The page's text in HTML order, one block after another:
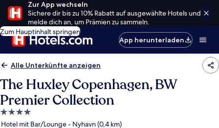
Zur App wechseln
Sichere dir bis zu 10% Rabatt auf ausgewählte Hotels und
melde dich an, um Prämien zu sammeln.
Zum Hauptinhalt springen
App herunterladen
Alle Unterkünfte anzeigen
The Huxley Copenhagen, BW
Premier Collection
4.0-
Sterne-
Hotel mit Bar/Lounge - Nyhavn (0,4 km)